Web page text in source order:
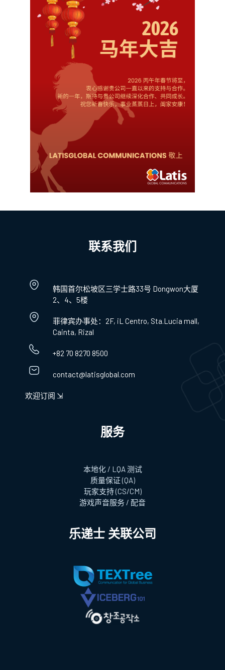
联系我们
韩国首尔松坡区三学士路33号 Dongwon大厦
2、4、5楼
菲律宾办事处：2F, iL Centro, Sta.Lucia mall,
Cainta, Rizal
+82 70 8270 8500
contact@latisglobal.com
欢迎订阅 ⇲
服务
本地化 / LQA 测试
质量保证 (QA)
玩家支持 (CS/CM)
游戏声音服务 / 配音
乐递士 关联公司